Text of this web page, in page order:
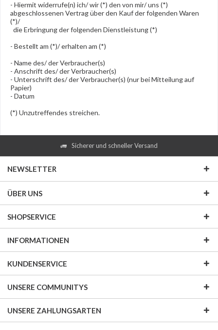
- Hiermit widerrufe(n) ich/ wir (*) den von mir/ uns (*)
abgeschlossenen Vertrag über den Kauf der folgenden Waren
(*)/
die Erbringung der folgenden Dienstleistung (*)
- Bestellt am (*)/ erhalten am (*)
- Name des/ der Verbraucher(s)
- Anschrift des/ der Verbraucher(s)
- Unterschrift des/ der Verbraucher(s) (nur bei Mitteilung auf
Papier)
- Datum
(*) Unzutreffendes streichen.
Sicherer und schneller Versand
NEWSLETTER
ÜBER UNS
SHOPSERVICE
INFORMATIONEN
KUNDENSERVICE
UNSERE COMMUNITYS
UNSERE ZAHLUNGSARTEN